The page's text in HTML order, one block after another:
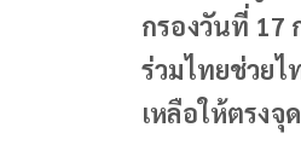
กรองวันที่ 17
ร่วมไทยช่วยไ
เหลือให้ตรงจุ